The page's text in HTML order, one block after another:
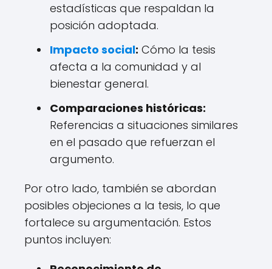
estadísticas que respaldan la
posición adoptada.
Impacto social: Cómo la tesis
afecta a la comunidad y al
bienestar general.
Comparaciones históricas:
Referencias a situaciones similares
en el pasado que refuerzan el
argumento.
Por otro lado, también se abordan
posibles objeciones a la tesis, lo que
fortalece su argumentación. Estos
puntos incluyen: